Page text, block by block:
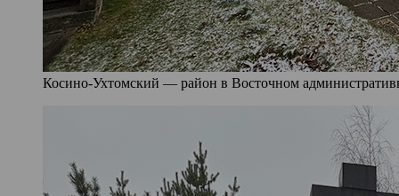
Косино-Ухтомский — район в Восточном